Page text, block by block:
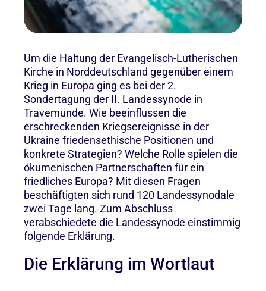
Um die Haltung der Evangelisch-Lutherischen
Kirche in Norddeutschland gegenüber einem
Krieg in Europa ging es bei der 2.
Sondertagung der II. Landessynode in
Travemünde. Wie beeinflussen die
erschreckenden Kriegsereignisse in der
Ukraine friedensethische Positionen und
konkrete Strategien? Welche Rolle spielen die
ökumenischen Partnerschaften für ein
friedliches Europa? Mit diesen Fragen
beschäftigten sich rund 120 Landessynodale
zwei Tage lang. Zum Abschluss
verabschiedete die Landessynode einstimmig
folgende Erklärung.
Die Erklärung im Wortlaut